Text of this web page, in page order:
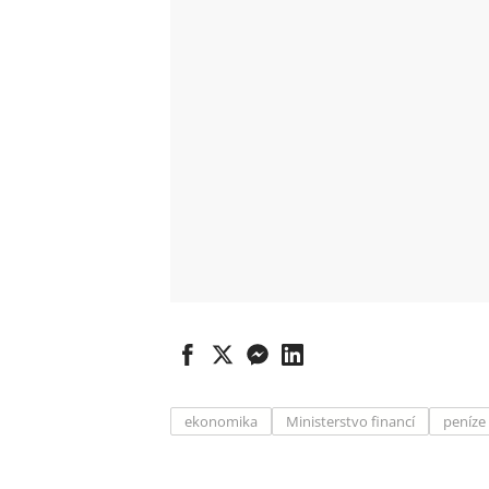
ekonomika Ministerstvo financí peníze